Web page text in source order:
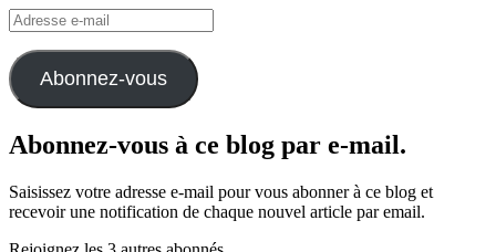
Adresse
e-
mail
Abonnez-vous
Abonnez-vous à ce blog par e-mail.
Saisissez votre adresse e-mail pour vous abonner à ce blog et
recevoir une notification de chaque nouvel article par email.